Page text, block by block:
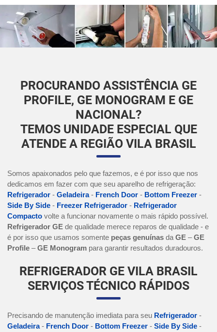
PROCURANDO ASSISTÊNCIA GE
PROFILE, GE MONOGRAM E GE
NACIONAL?
TEMOS UNIDADE ESPECIAL QUE
ATENDE A REGIÃO VILA BRASIL
Somos apaixonados pelo que fazemos, e é por isso que nos
dedicamos em fazer com que seu aparelho de refrigeração:
Refrigerador - Geladeira- French Door - Bottom Freezer -
Side By Side - Freezer Refrigerador - Refrigerador
Compacto volte a funcionar novamente o mais rápido possível.
Refrigerador GE de qualidade merece reparos de qualidade - e
é por isso que usamos somente peças genuínas da GE –GE
Profile –GE Monogram para garantir resultados duradouros.
REFRIGERADOR GE VILA BRASIL
SERVIÇOS TÉCNICO RÁPIDOS
Precisando de manutenção imediata para seu Refrigerador -
Geladeira- French Door - Bottom Freezer - Side By Side -